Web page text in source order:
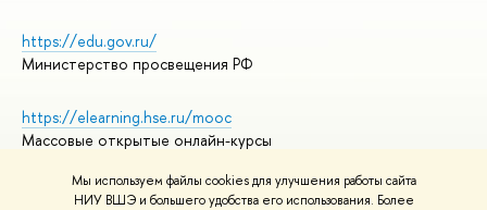
Мы используем файлы cookies для улучшения работы сайта
НИУ ВШЭ и большего удобства его использования. Более
https://edu.gov.ru/
Министерство просвещения РФ
https://elearning.hse.ru/mooc
Массовые открытые онлайн-курсы